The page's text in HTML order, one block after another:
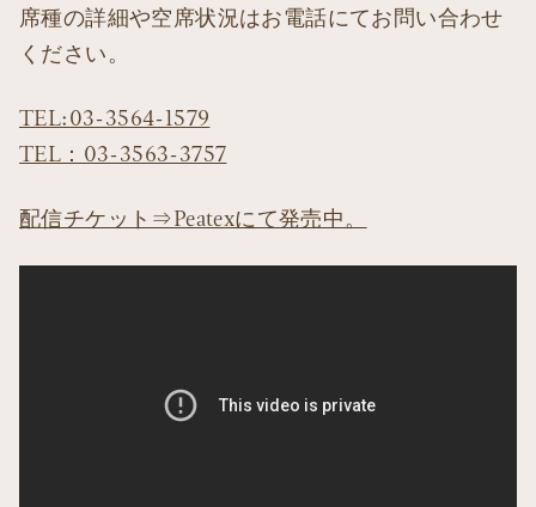
席種の詳細や空席状況はお電話にてお問い合わせ
ください。
TEL:03-3564-1579
TEL：03-3563-3757
配信チケット⇒Peatexにて発売中。